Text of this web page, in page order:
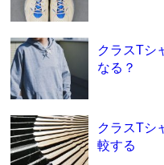
クラスTシ
なる？
クラスTシ
較する